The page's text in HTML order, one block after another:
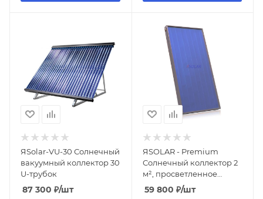
ЯSolar-VU-30 Солнечный
вакуумный коллектор 30
U-трубок
87 300 ₽/шт
ЯSOLAR - Premium
Солнечный коллектор 2
м², просветленное
стекло
59 800 ₽/шт